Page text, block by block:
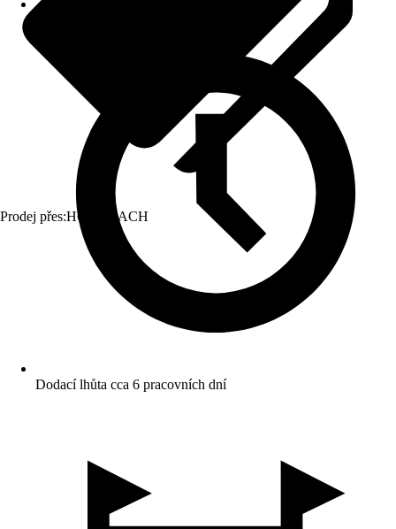
Prodej přes:HORNBACH
Dodací lhůta cca 6 pracovních dní